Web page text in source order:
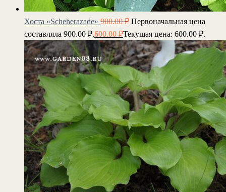
Хоста «Scheherazade» 900.00₽ Первоначальная цена
составляла 900.00 ₽.600.00 ₽Текущая цена: 600.00 ₽.